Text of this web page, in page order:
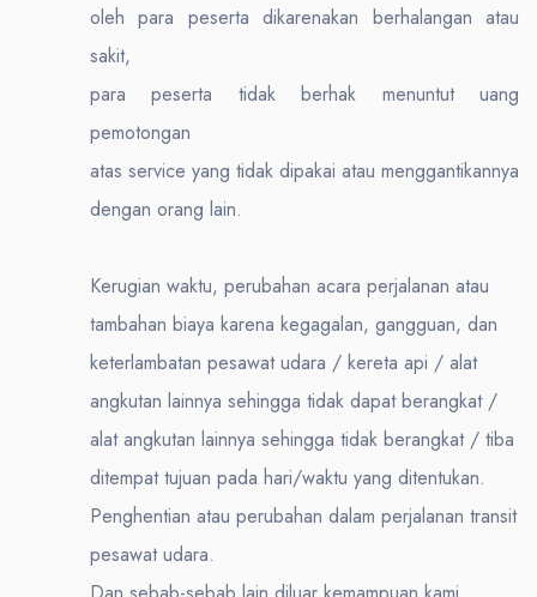
oleh para peserta dikarenakan berhalangan atau
sakit,
para peserta tidak berhak menuntut uang
pemotongan
atas service yang tidak dipakai atau menggantikannya
dengan orang lain.
Kerugian waktu, perubahan acara perjalanan atau
tambahan biaya karena kegagalan, gangguan, dan
keterlambatan pesawat udara / kereta api / alat
angkutan lainnya sehingga tidak dapat berangkat /
alat angkutan lainnya sehingga tidak berangkat / tiba
ditempat tujuan pada hari/waktu yang ditentukan.
Penghentian atau perubahan dalam perjalanan transit
pesawat udara.